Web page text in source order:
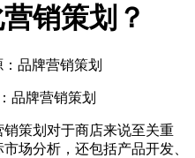
销策划？
：品牌营销策划
品牌营销策划
策划对于商店来说至关重
场分析，还包括产品开发、